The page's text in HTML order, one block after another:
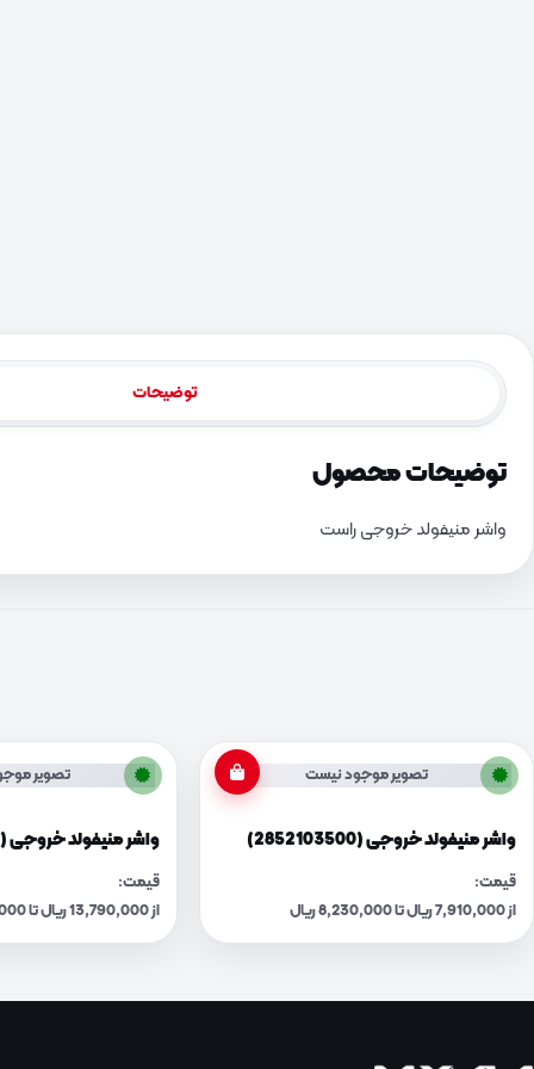
توضیحات
توضیحات محصول
واشر منیفولد خروجی راست
تصویر موجود نیست
واشر منیفولد خروجی (2852103500)
قیمت:
از 7,910,000 ریال تا 8,230,000 ریال
تصویر
واشر منیفولد خروجی (2852123004)
قیمت:
از 13,790,000 ریال تا 14,350,000 ریال